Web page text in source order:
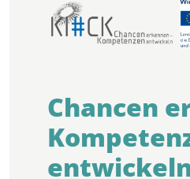
Chancen